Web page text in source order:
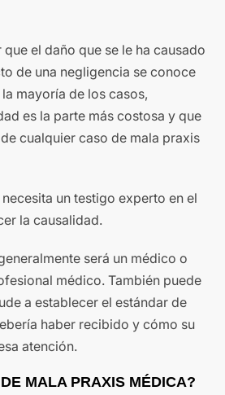
el daño que se le ha causado
de una negligencia se conoce
mayoría de los casos,
es la parte más costosa y que
cualquier caso de mala praxis
un testigo experto en el
la causalidad.
será un médico o
médico. También puede
a establecer el estándar de
haber recibido y cómo su
atención.
MALA PRAXIS MÉDICA?